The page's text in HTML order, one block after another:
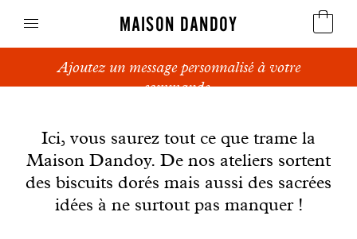
MAISON DANDOY
Speculoos
Pains sucrés
Gâteaux
Ajoutez un message personnalisé à votre
commande.
Ici, vous saurez tout ce que trame la
Maison Dandoy. De nos ateliers sortent
des biscuits dorés mais aussi des sacrées
idées à ne surtout pas manquer !